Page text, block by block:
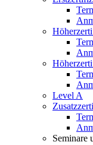
Level A
Seminare